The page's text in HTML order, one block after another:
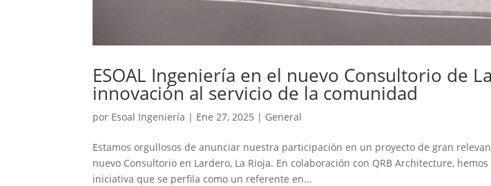
ESOAL Ingeniería en el nuevo Consultorio de
innovación al servicio de la comunidad
por Esoal Ingeniería | Ene 27, 2025 | General
Estamos orgullosos de anunciar nuestra participación en un proyecto de gran
nuevo Consultorio en Lardero, La Rioja. En colaboración con QRB Architecture,
iniciativa que se perfila como un referente en...